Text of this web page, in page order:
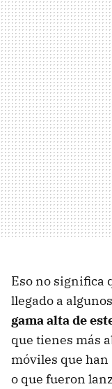
Eso no significa
llegado a
gama alta de
que tienes más
móviles que
o que fueron